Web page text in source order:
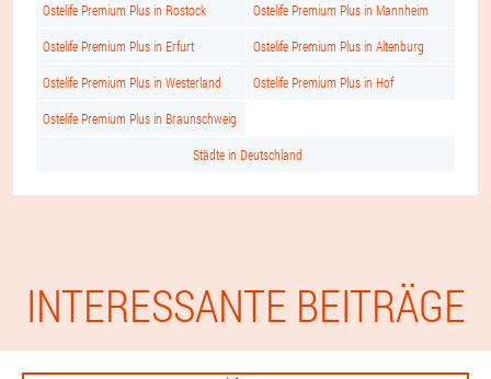
Ostelife Premium Plus in Rostock Ostelife Premium Plus in Mannheim
Ostelife Premium Plus in Erfurt Ostelife Premium Plus in Altenburg
Ostelife Premium Plus in Westerland Ostelife Premium Plus in Hof
Ostelife Premium Plus in Braunschweig
Städte in Deutschland
INTERESSANTE BEITRÄGE